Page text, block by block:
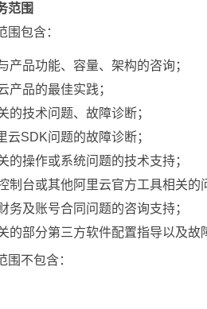
范围
围包含：
产品功能、容量、架构的咨询；
产品的最佳实践；
的技术问题、故障诊断；
云SDK问题的故障诊断；
的操作或系统问题的技术支持；
制台或其他阿里云官方工具相关的
务及账号合同问题的咨询支持；
的部分第三方软件配置指导以及故
围不包含：